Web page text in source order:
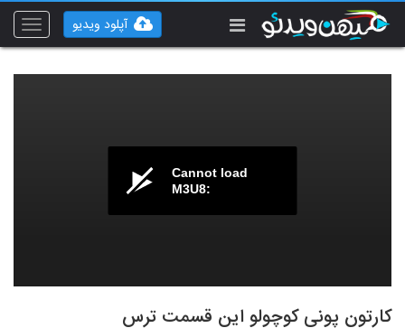
Toggle
آپلود ویدیو
Cannot load
M3U8:
کارتون پونی کوچولو این قسمت ترس